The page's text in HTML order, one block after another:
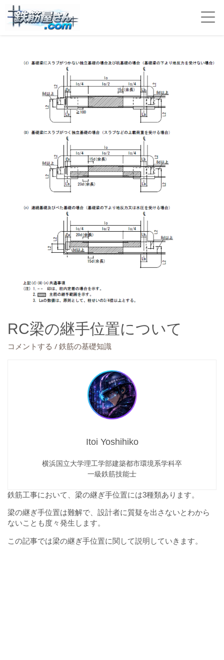
RC梁の継手位置について
コメントする / 鉄筋の基礎知識
Itoi Yoshihiko
横浜国立大学理工学部建築都市環境系学科卒
一級鉄筋技能士
鉄筋工事において、梁の継ぎ手位置には3種類あります。
梁の継ぎ手位置は難解で、設計者に質疑を出さないとわから
ないことも度々発生します。
この記事では梁の継ぎ手位置に関して説明していきます。